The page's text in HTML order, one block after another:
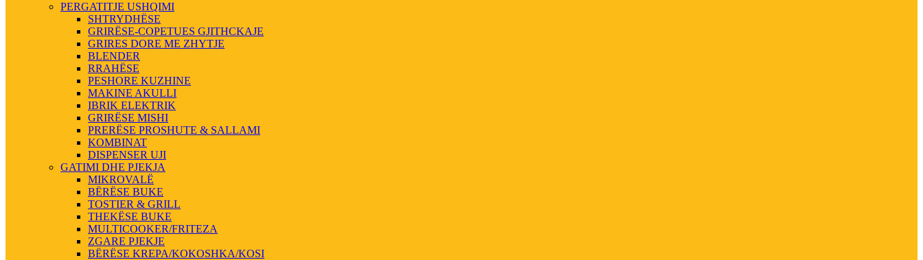
PERGATITJE USHQIMI
SHTRYDHËSE
GRIRËSE-COPETUES GJITHCKAJE
GRIRES DORE ME ZHYTJE
BLENDER
RRAHËSE
PESHORE KUZHINE
MAKINE AKULLI
IBRIK ELEKTRIK
GRIRËSE MISHI
PRERËSE PROSHUTE & SALLAMI
KOMBINAT
DISPENSER UJI
GATIMI DHE PJEKJA
MIKROVALË
BËRËSE BUKE
TOSTIER & GRILL
THEKËSE BUKE
MULTICOOKER/FRITEZA
ZGARE PJEKJE
BËRËSE KREPA/KOKOSHKA/KOSI